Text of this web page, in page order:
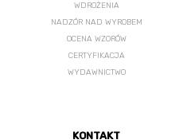
WDROŻENIA
NADZÓR NAD WYROBEM
OCENA WZORÓW
CERTYFIKACJA
WYDAWNICTWO
KONTAKT